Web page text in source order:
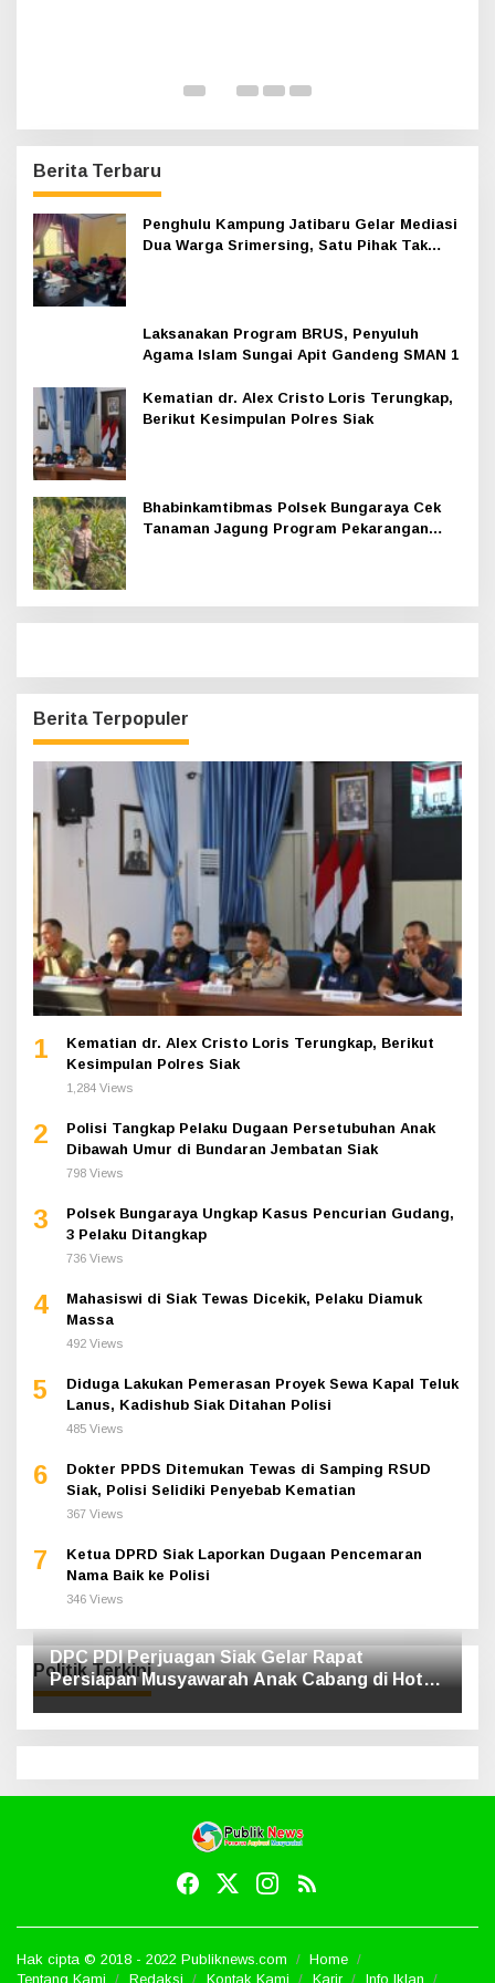
Berita Terbaru
Penghulu Kampung Jatibaru Gelar Mediasi
Dua Warga Srimersing, Satu Pihak Tak
Laksanakan Program BRUS, Penyuluh
Agama Islam Sungai Apit Gandeng SMAN 1
Kematian dr. Alex Cristo Loris Terungkap,
Berikut Kesimpulan Polres Siak
Bhabinkamtibmas Polsek Bungaraya Cek
Tanaman Jagung Program Pekarangan
Berita Terpopuler
1
Kematian dr. Alex Cristo Loris Terungkap, Berikut
Kesimpulan Polres Siak
1,284 Views
2
Polisi Tangkap Pelaku Dugaan Persetubuhan Anak
Dibawah Umur di Bundaran Jembatan Siak
798 Views
3
Polsek Bungaraya Ungkap Kasus Pencurian Gudang,
3 Pelaku Ditangkap
736 Views
4
Mahasiswi di Siak Tewas Dicekik, Pelaku Diamuk
Massa
492 Views
5
Diduga Lakukan Pemerasan Proyek Sewa Kapal Teluk
Lanus, Kadishub Siak Ditahan Polisi
485 Views
6
Dokter PPDS Ditemukan Tewas di Samping RSUD
Siak, Polisi Selidiki Penyebab Kematian
367 Views
7
Ketua DPRD Siak Laporkan Dugaan Pencemaran
Nama Baik ke Polisi
346 Views
Politik Terkini
DPC PDI Perjuagan Siak Gelar Rapat
Persiapan Musyawarah Anak Cabang di Hotel
Luxe
Hak cipta © 2018 - 2022 Publiknews.com
Home
Tentang Kami
Redaksi Kontak Kami Karir Info Iklan